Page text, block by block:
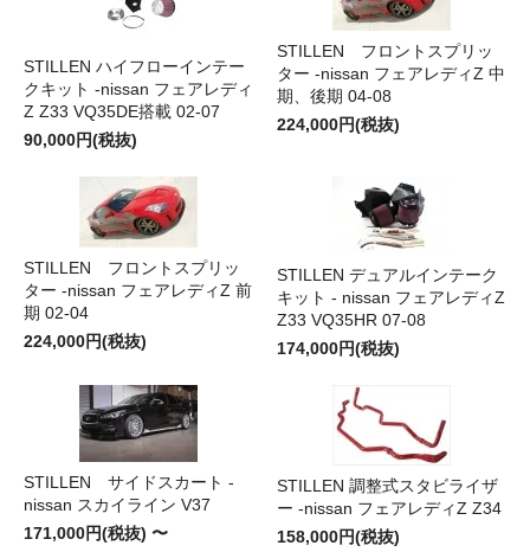
STILLEN ハイフローインテー
クキット -nissan フェアレディ
Z Z33 VQ35DE搭載 02-07
90,000円(税抜)
STILLEN フロントスプリッ
ター -nissan フェアレディZ 中
期、後期 04-08
224,000円(税抜)
STILLEN フロントスプリッ
ター -nissan フェアレディZ 前
期 02-04
224,000円(税抜)
STILLEN デュアルインテーク
キット - nissan フェアレディZ
Z33 VQ35HR 07-08
174,000円(税抜)
STILLEN サイドスカート -
nissan スカイライン V37
171,000円(税抜) 〜
STILLEN 調整式スタビライザ
ー -nissan フェアレディZ Z34
158,000円(税抜)